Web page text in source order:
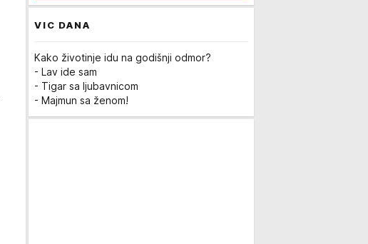
VIC DANA
Kako životinje idu na godišnji odmor?
- Lav ide sam
- Tigar sa ljubavnicom
- Majmun sa ženom!